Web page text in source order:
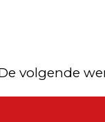
volgende